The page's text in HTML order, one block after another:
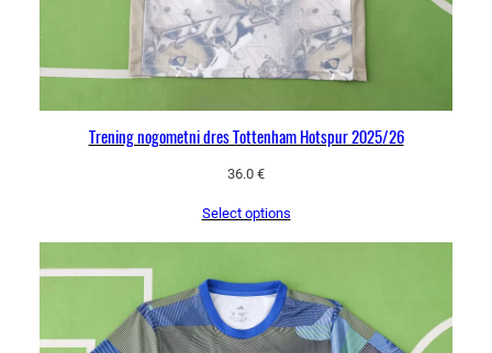
Trening nogometni dres Tottenham Hotspur 2025/26
36.0 €
Select options